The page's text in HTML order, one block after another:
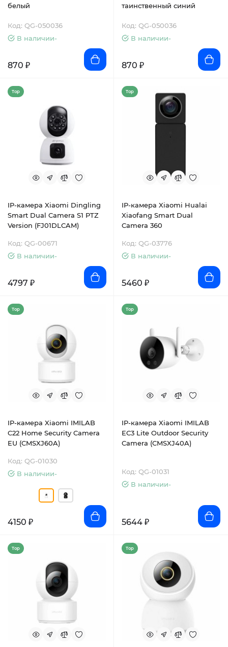
белый
Код: QG-050036
В наличии-
870 ₽
таинственный синий
Код: QG-050036
В наличии-
870 ₽
Top
IP-камера Xiaomi Dingling
Smart Dual Camera S1 PTZ
Version (FJ01DLCAM)
Код: QG-00671
В наличии-
4797 ₽
Top
IP-камера Xiaomi Hualai
Xiaofang Smart Dual
Camera 360
Код: QG-03776
В наличии-
5460 ₽
Top
IP-камера Xiaomi IMILAB
C22 Home Security Camera
EU (CMSXJ60A)
Код: QG-01030
В наличии-
4150 ₽
Top
IP-камера Xiaomi IMILAB
EC3 Lite Outdoor Security
Camera (CMSXJ40A)
Код: QG-01031
В наличии-
5644 ₽
Top Top